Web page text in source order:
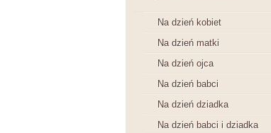
Na dzień kobiet
Na dzień matki
Na dzień ojca
Na dzień babci
Na dzień dziadka
Na dzień babci i dziadka